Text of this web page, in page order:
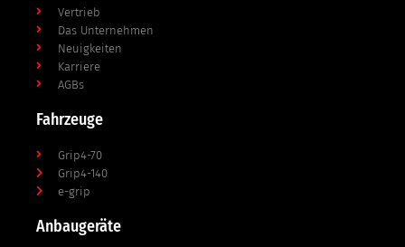
Vertrieb
Das Unternehmen
Neuigkeiten
Karriere
AGBs
Fahrzeuge
Grip4-70
Grip4-140
e-grip
Anbaugeräte